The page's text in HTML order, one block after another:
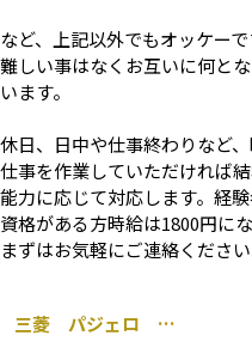
など、上記以外でもオッケーで
難しい事はなくお互いに何と
います。
休日、日中や仕事終わりなど
仕事を作業していただければ結
能力に応じて対応します。経
資格がある方時給は1800円にな
まずはお気軽にご連絡ください
三菱 パジェロ プラグコード 交換 千葉市